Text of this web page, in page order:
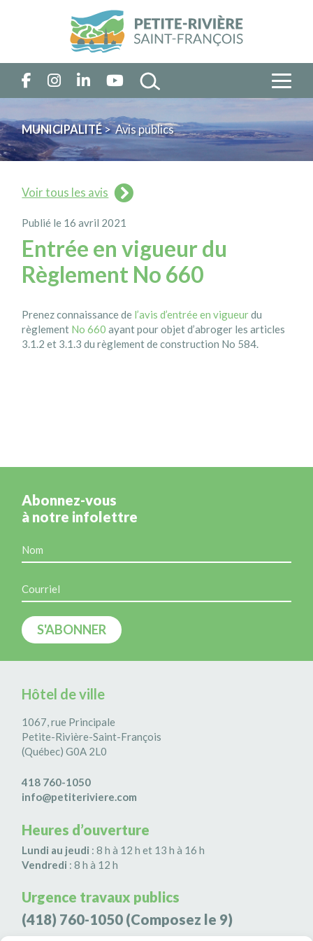
MUNICIPALITÉ> Avis publics
Voir tous les avis
Publié le 16 avril 2021
Entrée en vigueur du
Règlement No 660
Prenez connaissance de l’avis d’entrée en vigueurdu
règlement No 660 ayant pour objet d’abroger les articles
3.1.2 et 3.1.3 du règlement de construction No 584.
Abonnez-vous
à notre infolettre
Hôtel de ville
1067, rue Principale
Petite-Rivière-Saint-François
(Québec) G0A 2L0
418 760-1050
info@petiteriviere.com
Heures d’ouverture
Lundi au jeudi : 8 h à 12 h et 13 h à 16 h
Vendredi : 8 h à 12 h
Urgence travaux publics
(418) 760-1050 (Composez le 9)